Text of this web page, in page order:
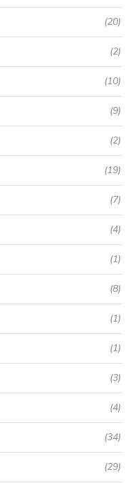
(20)
(2)
(10)
(9)
(2)
(19)
(7)
(4)
(1)
(8)
(1)
(1)
(3)
(4)
(34)
(29)